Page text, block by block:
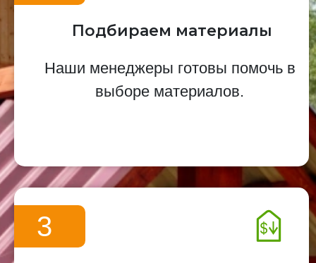
Подбираем материалы
Наши менеджеры готовы помочь в
выборе материалов.
3